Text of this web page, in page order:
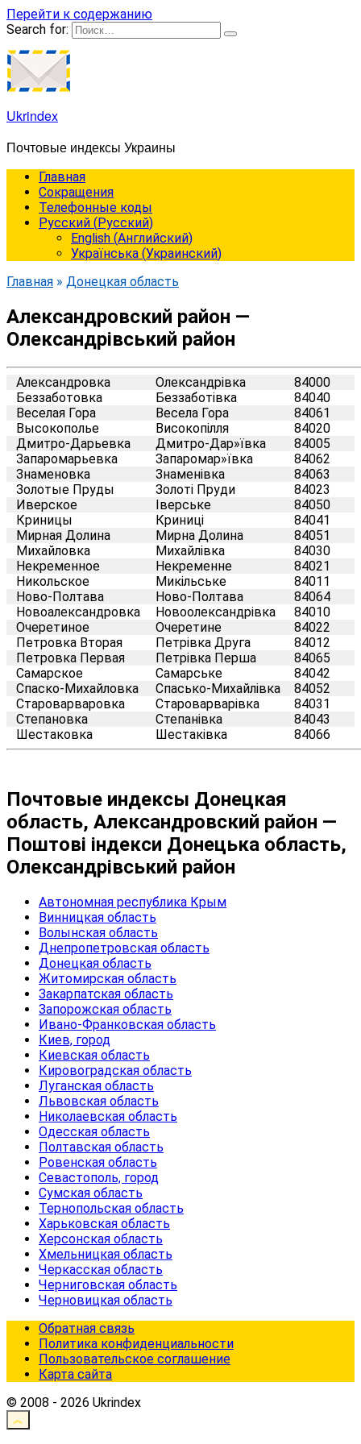
Перейти к содержанию
Search for:
Ukrindex
Почтовые индексы Украины
Главная
Сокращения
Телефонные коды
Русский (Русский)
English (Английский)
Українська (Украинский)
Главная » Донецкая область
Александровский район —
Олександрівський район
Александровка Олександрівка
84000
Беззаботовка
Беззаботівка
84040
Веселая Гора
Весела Гора
84061
Высокополье
Високопілля
84020
Дмитро-Дарьевка
Дмитро-Дар»ївка
84005
Запаромарьевка
Запаромар»ївка
84062
Знаменовка
Знаменівка
84063
Золотые Пруды
Золоті Пруди
84023
Иверское
Іверське
84050
Криницы
Криниці
84041
Мирная Долина
Мирна Долина
84051
Михайловка
Михайлівка
84030
Некременное
Некременне
84021
Никольское
Микільське
84011
Ново-Полтава
Ново-Полтава
84064
Новоалександровка
Новоолександрівка
84010
Очеретиное
Очеретине
84022
Петровка Вторая
Петрівка Друга
84012
Петровка Первая
Петрівка Перша
84065
Самарское
Самарське
84042
Спаско-Михайловка
Спасько-Михайлівка
84052
Староварваровка
Староварварівка
84031
Степановка
Степанівка
84043
Шестаковка
Шестаківка 84066
Почтовые индексы Донецкая
область, Александровский район —
Поштові індекси Донецька область,
Олександрівський район
Автономная республика Крым
Винницкая область
Волынская область
Днепропетровская область
Донецкая область
Житомирская область
Закарпатская область
Запорожская область
Ивано-Франковская область
Киев, город
Киевская область
Кировоградская область
Луганская область
Львовская область
Николаевская область
Одесская область
Полтавская область
Ровенская область
Севастополь, город
Сумская область
Тернопольская область
Харьковская область
Херсонская область
Хмельницкая область
Черкасская область
Черниговская область
Черновицкая область
Обратная связь
Политика конфиденциальности
Пользовательское соглашение
Карта сайта
© 2008 - 2026 Ukrindex